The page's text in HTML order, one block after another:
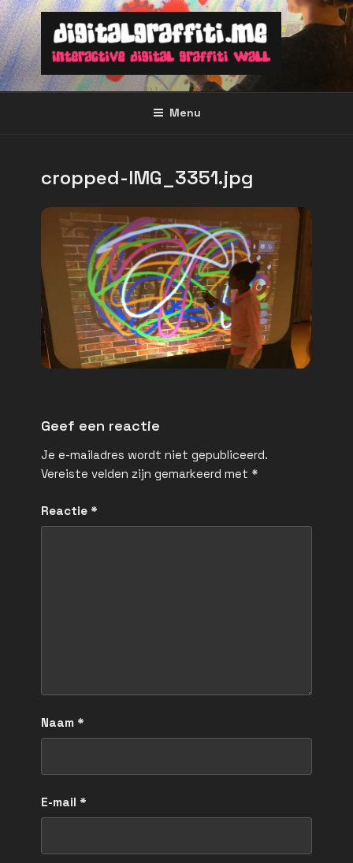
Ga
naar
de
inhoud
Menu
cropped-IMG_3351.jpg
Geef een reactie
Je e-mailadres wordt niet gepubliceerd.
Vereiste velden zijn gemarkeerd met *
Reactie *
Naam *
E-mail *